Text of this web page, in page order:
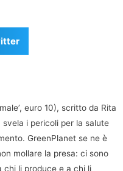
euro 10), scritto da Rita
svela i pericoli per la salute
GreenPlanet se ne è
mollare la presa: ci sono
chi li produce e a chi li